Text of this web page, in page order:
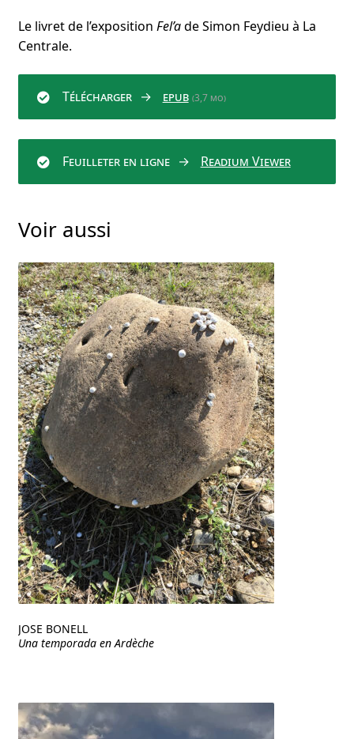
Le livret de l’exposition Fel’ade Simon Feydieu à La
Centrale.
Télécharger epub (3,7 mo)
Feuilleter en ligne Readium Viewer
Voir aussi
JOSE BONELL
Una temporada en Ardèche